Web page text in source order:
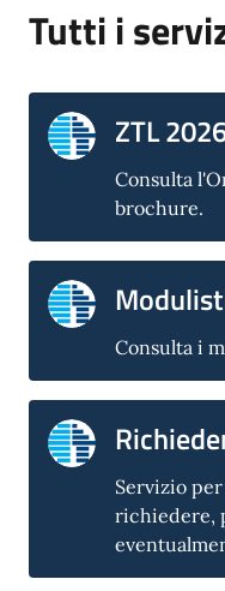
Tutti i
ZTL
Consulta
brochure.
Consulta i
Servizio
richiedere,